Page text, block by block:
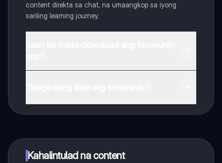
content direkta sa chat, na umaangkop sa iyong
sariling learning journey.
Kahalintulad na content